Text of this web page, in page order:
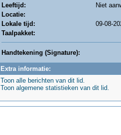
Leeftijd:
Niet
Locatie:
Lokale tijd:
09-08-
Taalpakket:
Handtekening (Signature):
Extra informatie:
Toon alle berichten van dit lid.
Toon algemene statistieken van dit lid.